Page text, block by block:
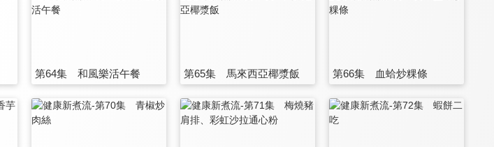
第64集 和風樂活午餐 第65集 馬來西亞椰漿飯 第66集 血蛤炒粿條